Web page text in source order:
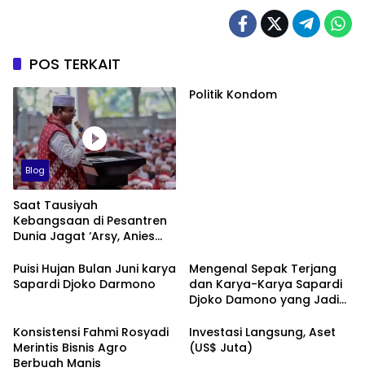
POS TERKAIT
Blog
Saat Tausiyah
Kebangsaan di Pesantren
Dunia Jagat ‘Arsy, Anies
Dukungan dari Abah Aos
Politik Kondom
Puisi Hujan Bulan Juni karya
Sapardi Djoko Darmono
Mengenal Sepak Terjang
dan Karya-Karya Sapardi
Djoko Damono yang Jadi
Konsistensi Fahmi Rosyadi
Merintis Bisnis Agro
Berbuah Manis
Investasi Langsung, Aset
(US$ Juta)